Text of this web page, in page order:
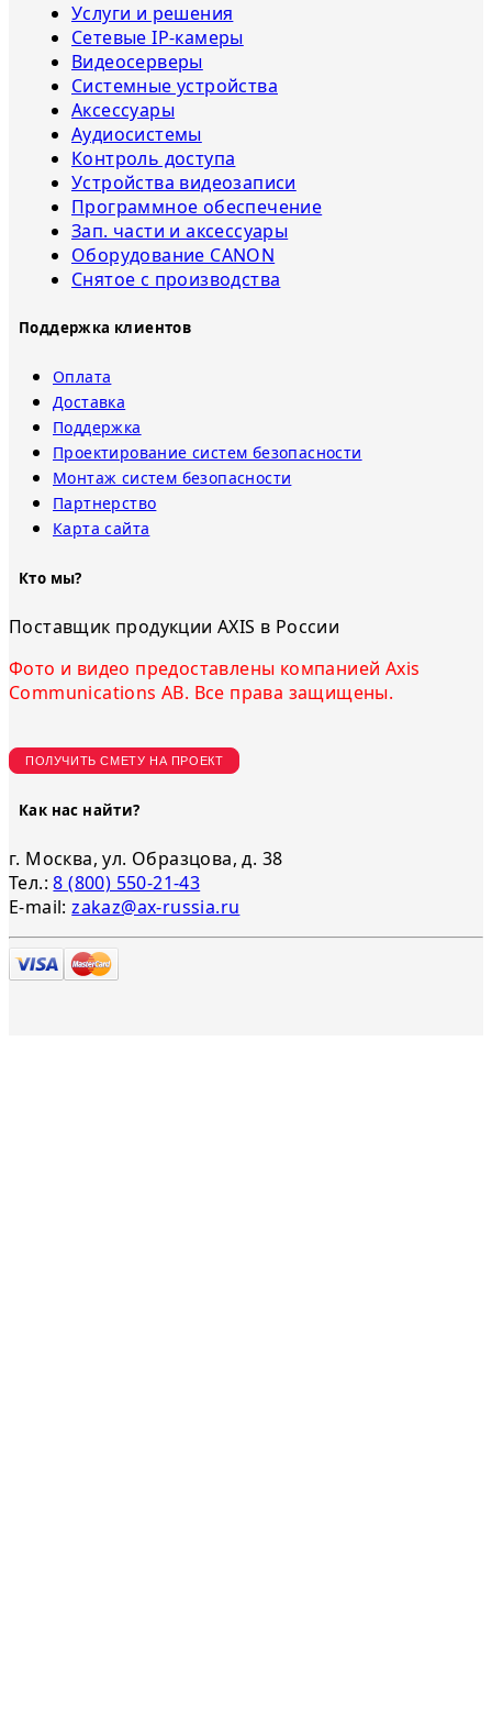
Услуги и решения
Сетевые IP-камеры
Видеосерверы
Системные устройства
Аксессуары
Аудиосистемы
Контроль доступа
Устройства видеозаписи
Программное обеспечение
Зап. части и аксессуары
Оборудование CANON
Снятое с прoизвoдства
Поддержка клиентов
Оплата
Доставка
Поддержка
Проектирование систем безопасности
Монтаж систем безопасности
Партнерство
Карта сайта
Кто мы?
Поставщик продукции AXIS в России
Фото и видео предоставлены компанией Axis
Communications AB. Все права защищены.
ПОЛУЧИТЬ СМЕТУ НА ПРОЕКТ
Как нас найти?
г. Москва, ул. Образцова, д. 38
Тел.:8 (800) 550-21-43
E-mail:zakaz@ax-russia.ru